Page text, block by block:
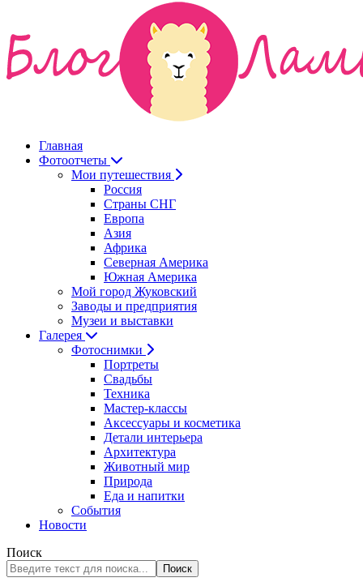
Главная
Фотоотчеты
Мои путешествия
Россия
Страны СНГ
Европа
Азия
Африка
Северная Америка
Южная Америка
Мой город Жуковский
Заводы и предприятия
Музеи и выставки
Галерея
Фотоснимки
Портреты
Свадьбы
Техника
Мастер-классы
Аксессуары и косметика
Детали интерьера
Архитектура
Животный мир
Природа
Еда и напитки
События
Новости
Поиск
Поиск